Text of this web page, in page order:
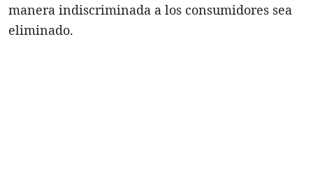
manera indiscriminada a los consumidores sea
eliminado.